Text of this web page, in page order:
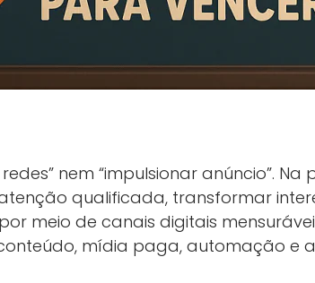
nem “impulsionar anúncio”. Na
qualificada, transformar
meio de canais digitais
mídia paga, automação e